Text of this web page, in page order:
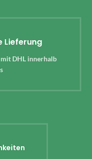
Lieferung
DHL innerhalb